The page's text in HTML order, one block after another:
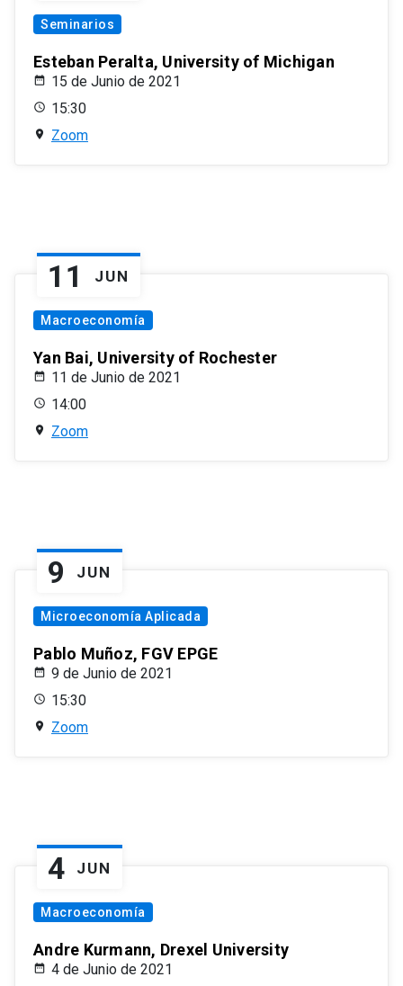
Seminarios
Esteban Peralta, University of Michigan
15 de Junio de 2021
15:30
Zoom
11 JUN
Macroeconomía
Yan Bai, University of Rochester
11 de Junio de 2021
14:00
Zoom
9 JUN
Microeconomía Aplicada
Pablo Muñoz, FGV EPGE
9 de Junio de 2021
15:30
Zoom
4 JUN
Macroeconomía
Andre Kurmann, Drexel University
4 de Junio de 2021